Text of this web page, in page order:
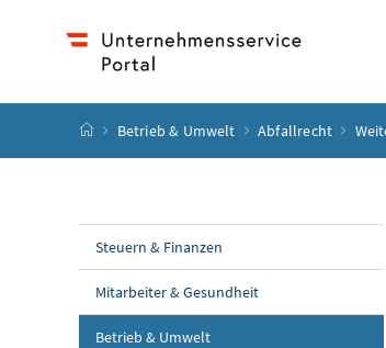
Startseite
Betrieb & Umwelt Abfallrecht
Steuern & Finanzen
Mitarbeiter & Gesundheit
Betrieb & Umwelt